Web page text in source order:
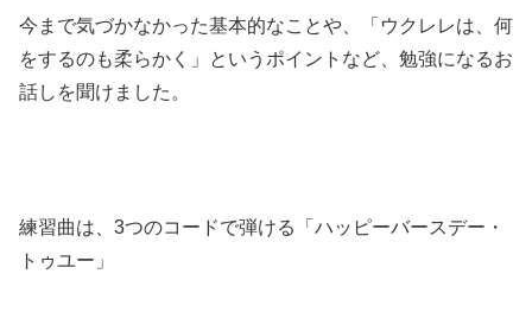
今まで気づかなかった基本的なことや、「ウクレレは、何
をするのも柔らかく」というポイントなど、勉強になるお
話しを聞けました。
練習曲は、3つのコードで弾ける「ハッピーバースデー・
トゥユー」